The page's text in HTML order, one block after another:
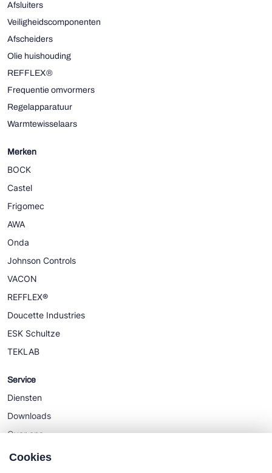
Afsluiters
Veiligheidscomponenten
Afscheiders
Olie huishouding
REFFLEX®
Frequentie omvormers
Regelapparatuur
Warmtewisselaars
Merken
BOCK
Castel
Frigomec
AWA
Onda
Johnson Controls
VACON
REFFLEX®
Doucette Industries
ESK Schultze
TEKLAB
Service
Diensten
Downloads
Over ons
Nieuws
Cookies